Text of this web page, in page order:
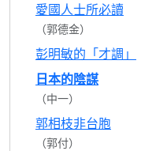
愛國人士所必讀
（郭德金）
彭明敏的「才調」
日本的陰謀
（中一）
郭相枝非台胞
（郭付）